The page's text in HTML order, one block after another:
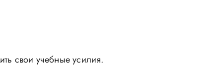
свои учебные усилия.